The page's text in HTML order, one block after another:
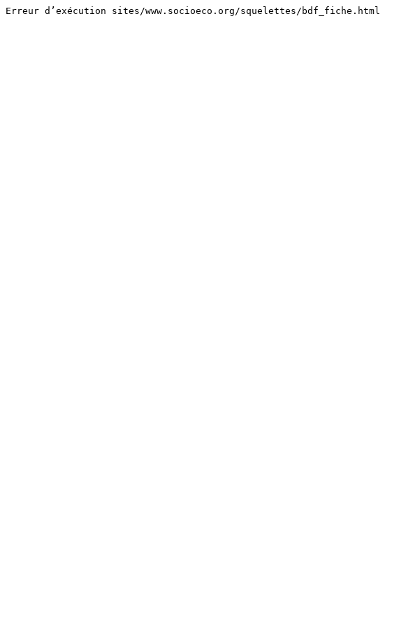
Erreur d’exécution sites/www.socioeco.org/squelettes/bdf_fiche.html